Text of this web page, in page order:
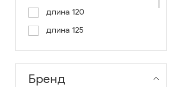
длина 120
длина 125
длина 130
длина 135
Бренд